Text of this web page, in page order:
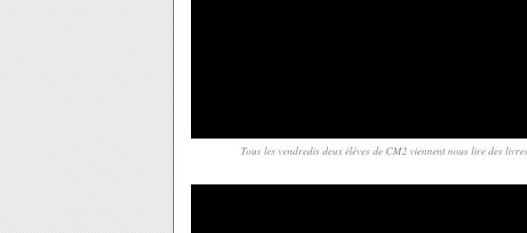
Tous les vendredis deux élèves de CM2 viennent nous lire des